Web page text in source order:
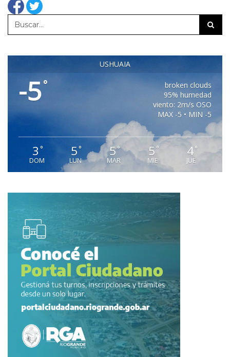
USHUAIA
-5°
broken clouds
95% humedad
viento: 2m/s OSO
MAX -5 • MIN -5
3 °
DOM
5 °
LUN
5°
MAR
5 °
MIE
4°
JUE